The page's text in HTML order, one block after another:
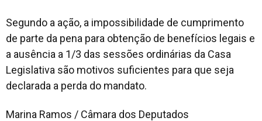
Segundo a ação, a impossibilidade de cumprimento
de parte da pena para obtenção de benefícios legais e
a ausência a 1/3 das sessões ordinárias da Casa
Legislativa são motivos suficientes para que seja
declarada a perda do mandato.
Marina Ramos / Câmara dos Deputados